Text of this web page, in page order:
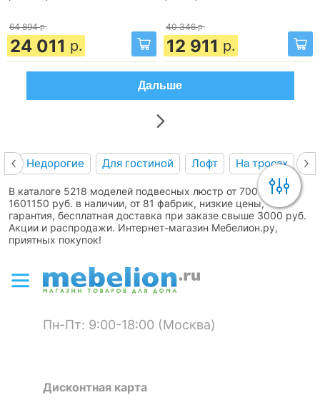
64 894 р.
24 011 р.
40 346 р.
12 911 р.
Дальше
Недорогие Для гостиной Лофт На тросах
В каталоге 5218 моделей подвесных люстр от 700 до
1601150 руб. в наличии, от 81 фабрик, низкие цены,
гарантия, бесплатная доставка при заказе свыше 3000 руб.
Акции и распродажи. Интернет-магазин Мебелион.ру,
приятных покупок!
Пн-Пт: 9:00-18:00 (Москва)
Дисконтная карта